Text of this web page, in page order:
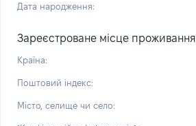
Дата народження:
Зареєстроване місце проживання
Країна:
Поштовий індекс:
Місто, селище чи село: